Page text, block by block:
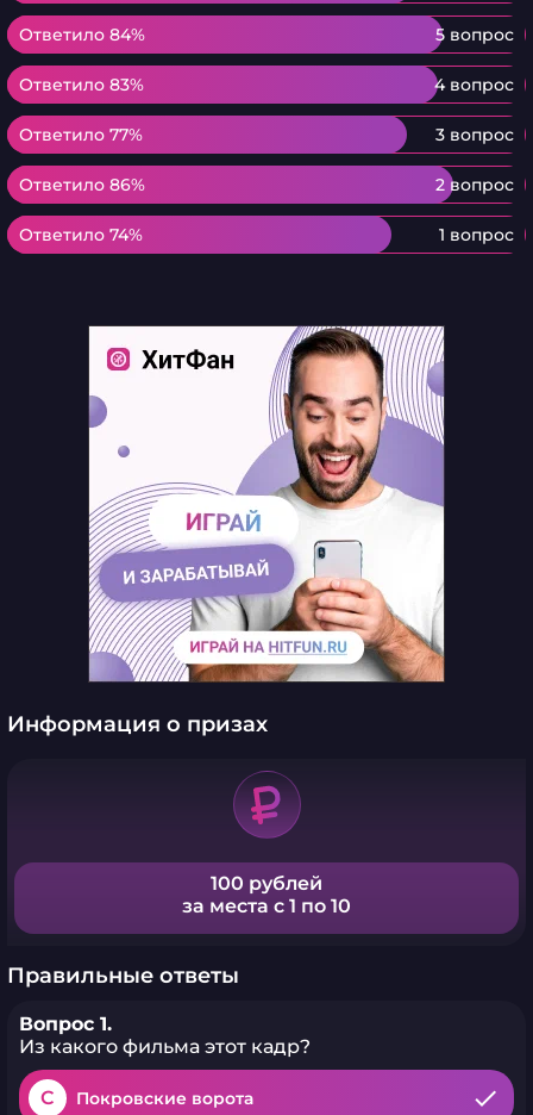
Ответило 84% 5 вопрос
Ответило 84%
Ответило 83% 4 вопрос
Ответило 83%
Ответило 77% 3 вопрос
Ответило 77%
Ответило 86% 2 вопрос
Ответило 86%
Ответило 74% 1 вопрос
Ответило 74%
Информация о призах
100 рублей
за места с 1 по 10
Правильные ответы
Вопрос 1.
Из какого фильма этот кадр?
C Покровские ворота